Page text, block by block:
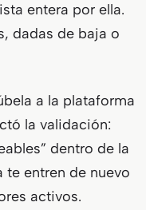
entera por ella.
dadas de baja o
a la plataforma
la validación:
dentro de la
te entren de nuevo
activos.